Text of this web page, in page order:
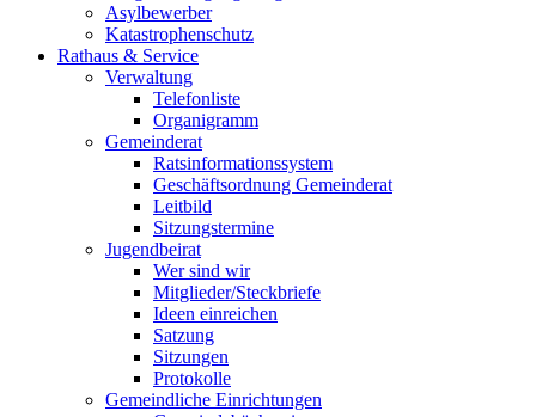
Asylbewerber
Katastrophenschutz
Rathaus & Service
Verwaltung
Telefonliste
Organigramm
Gemeinderat
Ratsinformationssystem
Geschäftsordnung Gemeinderat
Leitbild
Sitzungstermine
Jugendbeirat
Wer sind wir
Mitglieder/Steckbriefe
Ideen einreichen
Satzung
Sitzungen
Protokolle
Gemeindliche Einrichtungen